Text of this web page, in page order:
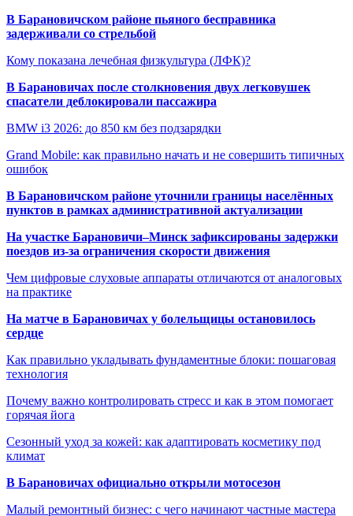
В Барановичском районе пьяного бесправника
задерживали со стрельбой
Кому показана лечебная физкультура (ЛФК)?
В Барановичах после столкновения двух легковушек
спасатели деблокировали пассажира
BMW i3 2026: до 850 км без подзарядки
Grand Mobile: как правильно начать и не совершить типичных
ошибок
В Барановичском районе уточнили границы населённых
пунктов в рамках административной актуализации
На участке Барановичи–Минск зафиксированы задержки
поездов из-за ограничения скорости движения
Чем цифровые слуховые аппараты отличаются от аналоговых
на практике
На матче в Барановичах у болельщицы остановилось
сердце
Как правильно укладывать фундаментные блоки: пошаговая
технология
Почему важно контролировать стресс и как в этом помогает
горячая йога
Сезонный уход за кожей: как адаптировать косметику под
климат
В Барановичах официально открыли мотосезон
Малый ремонтный бизнес: с чего начинают частные мастера